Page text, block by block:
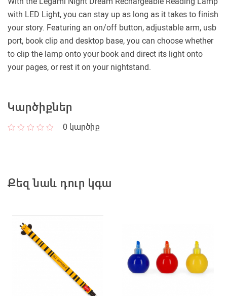
with LED Light, you can stay up as long as it takes to finish
your story. Featuring an on/off button, adjustable arm, usb
port, book clip and desktop base, you can choose whether
to clip the lamp onto your book and direct its light onto
your pages, or rest it on your nightstand.
Կարծիքներ
0 կարծիք
Քեզ նաև դուր կգա